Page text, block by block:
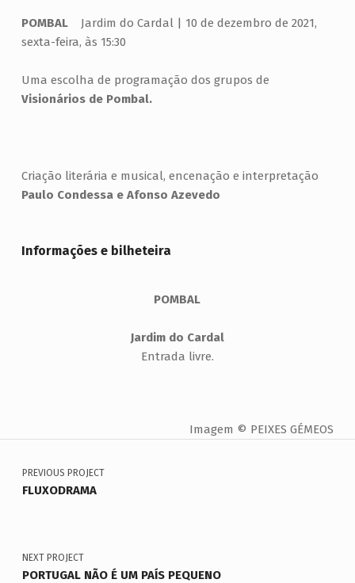
POMBALJardim do Cardal | 10 de dezembro de 2021,
sexta-feira, às 15:30
Uma escolha de programação dos grupos de
Visionáriosde Pombal.
Criação literária e musical, encenação e interpretação
Paulo Condessa e Afonso Azevedo
Informações e bilheteira
POMBAL
Jardim do Cardal
Entrada livre.
Imagem © PEIXES GÉMEOS
Voltar à navegação principal
Navegação de artigos
PREVIOUS PROJECT
FLUXODRAMA
NEXT PROJECT
PORTUGAL NÃO É UM PAÍS PEQUENO